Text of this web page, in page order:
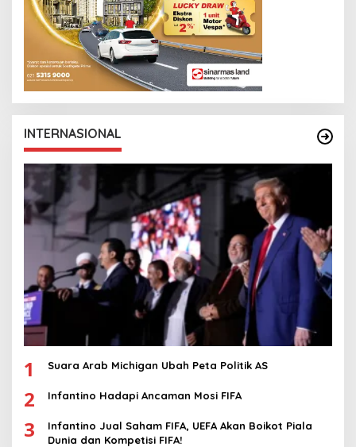
INTERNASIONAL
1 Suara Arab Michigan Ubah Peta Politik AS
2 Infantino Hadapi Ancaman Mosi FIFA
3
Infantino Jual Saham FIFA, UEFA Akan Boikot Piala
Dunia dan Kompetisi FIFA!